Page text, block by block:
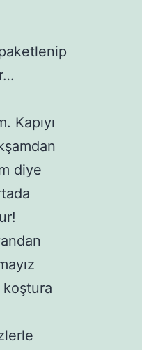
Kapıyı
diye
koştura